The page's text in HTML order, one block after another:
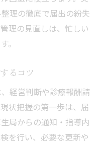
理の徹底で届出の紛失
理の見直しは、忙しい
。
るコツ
経営判断や診療報酬請
状把握の第一歩は、届
局からの通知・指導内
を行い、必要な更新や